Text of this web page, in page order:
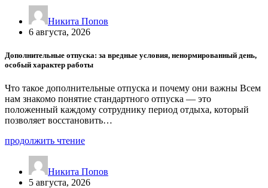
Никита Попов
6 августа, 2026
Дополнительные отпуска: за вредные условия, ненормированный день,
особый характер работы
Что такое дополнительные отпуска и почему они важны Всем
нам знакомо понятие стандартного отпуска — это
положенный каждому сотруднику период отдыха, который
позволяет восстановить…
продолжить чтение
Никита Попов
5 августа, 2026